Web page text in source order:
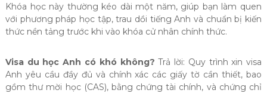
Khóa học này thường kéo dài một năm, giúp bạn làm quen
với phương pháp học tập, trau dồi tiếng Anh và chuẩn bị kiến
thức nền tảng trước khi vào khóa cử nhân chính thức.
Visa du học Anh có khó không? Trả lời: Quy trình xin visa
Anh yêu cầu đầy đủ và chính xác các giấy tờ cần thiết, bao
gồm thư mời học (CAS), bằng chứng tài chính, và chứng chỉ